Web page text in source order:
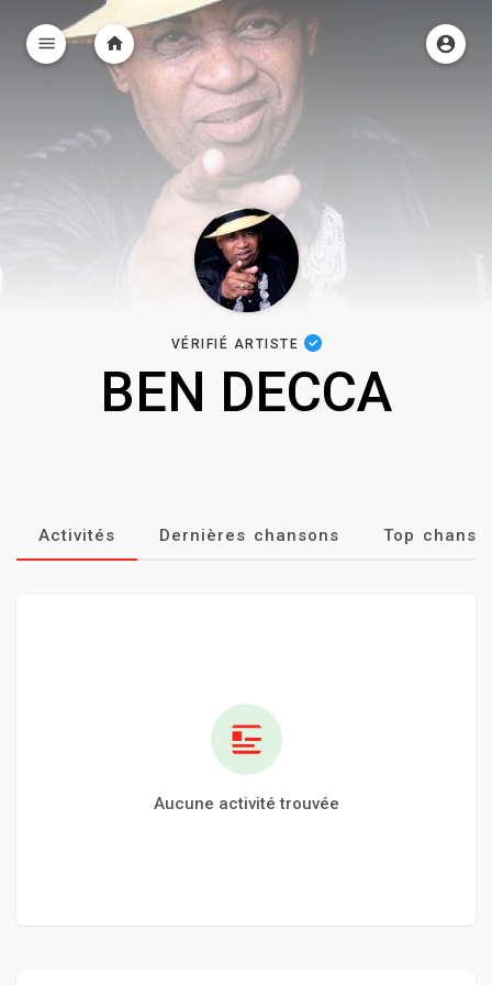
VÉRIFIÉ ARTISTE
BEN DECCA
Activités Dernières chansons Top
Aucune activité trouvée